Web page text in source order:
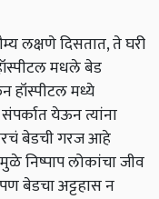
लक्षणे दिसतात, ते घरी
मधले बेड
हॉस्पीटल मध्ये
येऊन त्यांना
बेडची गरज आहे
निष्पाप लोकांचा जीव
बेडचा अट्टहास न